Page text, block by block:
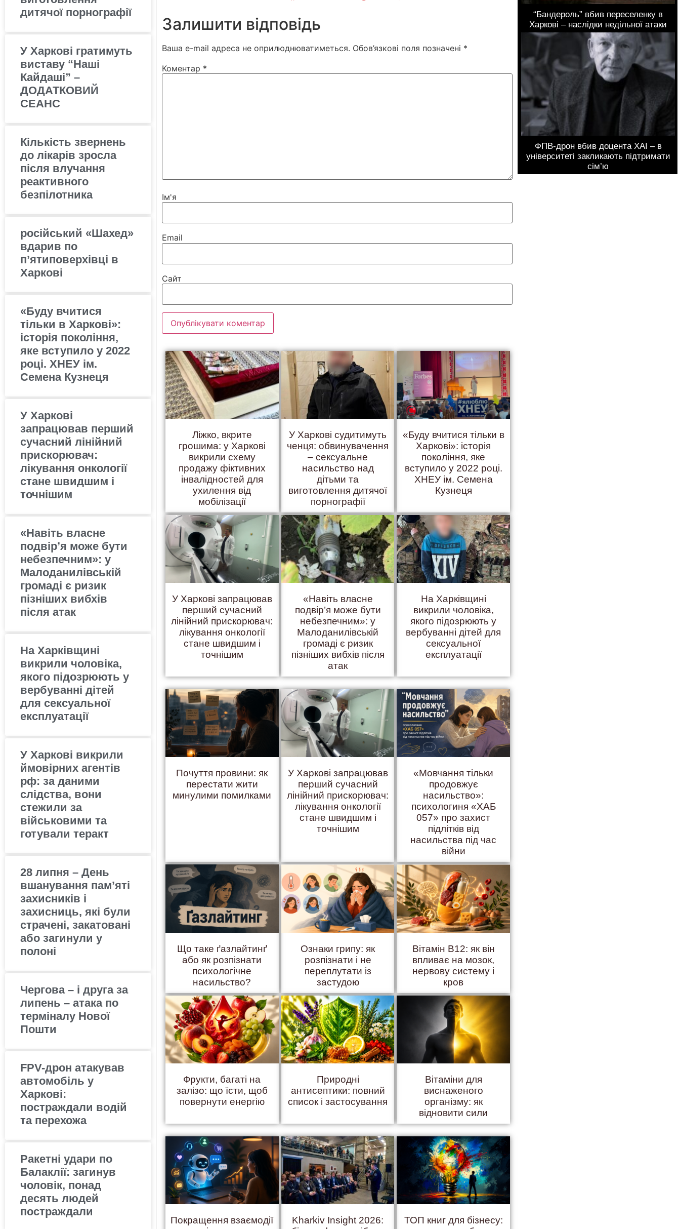
дитячої порнографії
У Харкові гратимуть
виставу “Наші
Кайдаші” –
ДОДАТКОВИЙ
СЕАНС
Кількість звернень
до лікарів зросла
після влучання
реактивного
безпілотника
російський «Шахед»
вдарив по
п’ятиповерхівці в
Харкові
«Буду вчитися
тільки в Харкові»:
історія покоління,
яке вступило у 2022
році. ХНЕУ ім.
Семена Кузнеця
У Харкові
запрацював перший
сучасний лінійний
прискорювач:
лікування онкології
стане швидшим і
точнішим
«Навіть власне
подвір’я може бути
небезпечним»: у
Малоданилівській
громаді є ризик
пізніших вибхів
після атак
На Харківщині
викрили чоловіка,
якого підозрюють у
вербуванні дітей
для сексуальної
експлуатації
У Харкові викрили
ймовірних агентів
рф: за даними
слідства, вони
стежили за
військовими та
готували теракт
28 липня – День
вшанування пам’яті
захисників і
захисниць, які були
страчені, закатовані
або загинули у
полоні
Чергова – і друга за
липень – атака по
терміналу Нової
Пошти
FPV-дрон атакував
автомобіль у
Харкові:
постраждали водій
та перехожа
Ракетні удари по
Балаклії: загинув
чоловік, понад
десять людей
постраждали
Залишити відповідь
Ваша e-mail адреса не оприлюднюватиметься. Обов’язкові поля позначені *
Коментар *
Ім'я
Email
Сайт
Ліжко, вкрите
грошима: у Харкові
викрили схему
продажу фіктивних
інвалідностей для
ухилення від
мобілізації
У Харкові судитимуть
ченця: обвинувачення
– сексуальне
насильство над
дітьми та
виготовлення дитячої
порнографії
«Буду вчитися тільки в
Харкові»: історія
покоління, яке
вступило у 2022 році.
ХНЕУ ім. Семена
Кузнеця
У Харкові запрацював
перший сучасний
лінійний прискорювач:
лікування онкології
стане швидшим і
точнішим
«Навіть власне
подвір’я може бути
небезпечним»: у
Малоданилівській
громаді є ризик
пізніших вибхів після
атак
На Харківщині
викрили чоловіка,
якого підозрюють у
вербуванні дітей для
сексуальної
експлуатації
Почуття провини: як
перестати жити
минулими помилками
У Харкові запрацював
перший сучасний
лінійний прискорювач:
лікування онкології
стане швидшим і
точнішим
«Мовчання тільки
продовжує
насильство»:
психологиня «ХАБ
057» про захист
підлітків від
насильства під час
війни
Що таке ґазлайтинґ
або як розпізнати
психологічне
насильство?
Ознаки грипу: як
розпізнати і не
переплутати із
застудою
Вітамін B12: як він
впливає на мозок,
нервову систему і
кров
Фрукти, багаті на
залізо: що їсти, щоб
повернути енергію
Природні
антисептики: повний
список і застосування
Вітаміни для
виснаженого
організму: як
відновити сили
Покращення взаємодії
Kharkiv Insight 2026:
ТОП книг для бізнесу:
“Бандероль” вбив переселенку в
Харкові – наслідки недільної атаки
ФПВ-дрон вбив доцента ХАІ – в
університеті закликають підтримати
сім’ю